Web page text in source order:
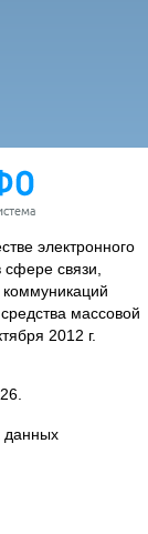
электронного
связи,
массовой
2012 г.
данных